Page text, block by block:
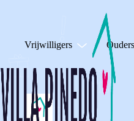
Vrijwilligers Ouders